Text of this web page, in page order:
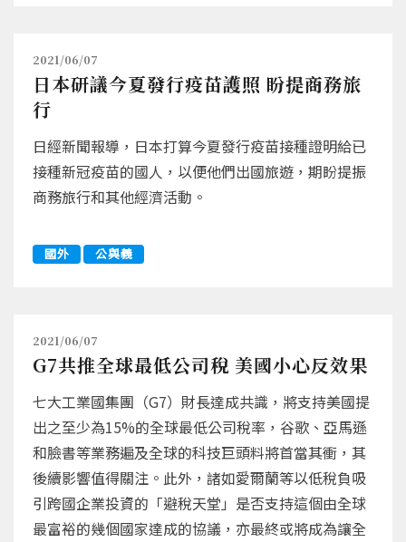
2021/06/07
日本研議今夏發行疫苗護照 盼提商務旅
行
日經新聞報導，日本打算今夏發行疫苗接種證明給已
接種新冠疫苗的國人，以便他們出國旅遊，期盼提振
商務旅行和其他經濟活動。
國外 公與義
2021/06/07
G7共推全球最低公司稅 美國小心反效果
七大工業國集團（G7）財長達成共識，將支持美國提
出之至少為15%的全球最低公司稅率，谷歌、亞馬遜
和臉書等業務遍及全球的科技巨頭料將首當其衝，其
後續影響值得關注。此外，諸如愛爾蘭等以低稅負吸
引跨國企業投資的「避稅天堂」是否支持這個由全球
最富裕的幾個國家達成的協議，亦最終或將成為讓全